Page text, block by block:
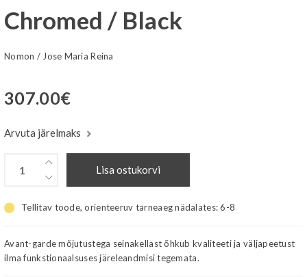
Chromed / Black
Nomon / Jose Maria Reina
307.00€
Arvuta järelmaks
Lisa ostukorvi
Tellitav toode, orienteeruv tarneaeg nädalates:6-8
Avant-garde mõjutustega seinakellast õhkub kvaliteeti ja väljapeetust
ilma funkstionaalsuses järeleandmisi tegemata.